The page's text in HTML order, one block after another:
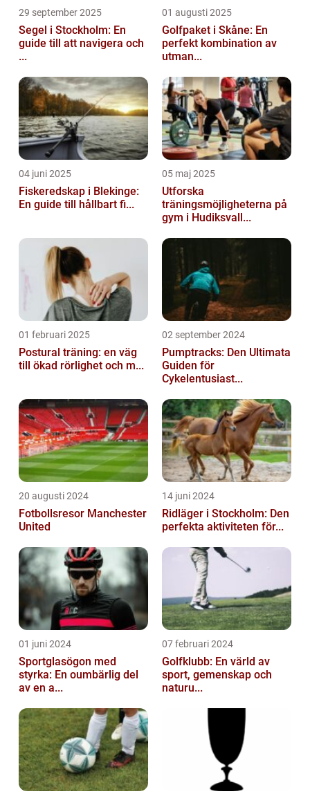
29 september 2025
Segel i Stockholm: En
guide till att navigera och
...
01 augusti 2025
Golfpaket i Skåne: En
perfekt kombination av
utman...
04 juni 2025
Fiskeredskap i Blekinge:
En guide till hållbart fi...
05 maj 2025
Utforska
träningsmöjligheterna på
gym i Hudiksvall...
01 februari 2025
Postural träning: en väg
till ökad rörlighet och m...
02 september 2024
Pumptracks: Den Ultimata
Guiden för
Cykelentusiast...
20 augusti 2024
Fotbollsresor Manchester
United
14 juni 2024
Ridläger i Stockholm: Den
perfekta aktiviteten för...
01 juni 2024
Sportglasögon med
styrka: En oumbärlig del
av en a...
07 februari 2024
Golfklubb: En värld av
sport, gemenskap och
naturu...